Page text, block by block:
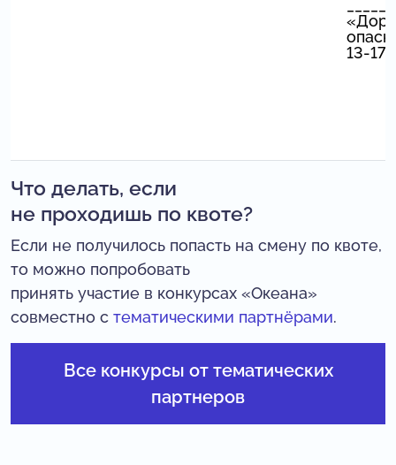
13-17
Что делать, если
не проходишь по квоте?
Если не получилось попасть на смену по квоте,
то можно попробовать
принять участие в конкурсах «Океана»
совместно с тематическими партнёрами.
Все конкурсы от тематических
партнеров